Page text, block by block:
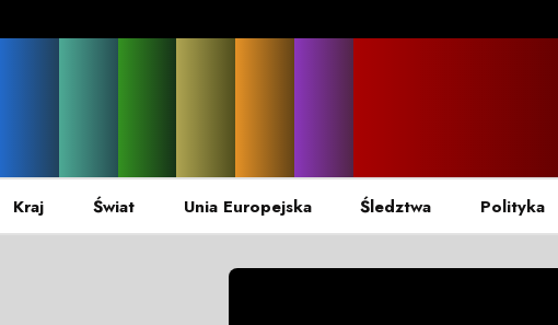
Kraj Świat Unia Europejska Śledztwa Polityka